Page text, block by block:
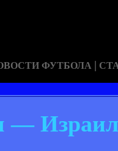
ФУТБОЛА |
—